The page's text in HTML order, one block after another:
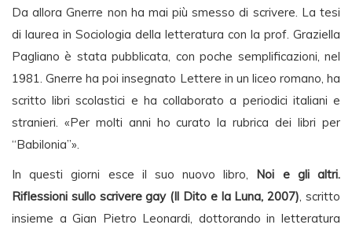
Da allora Gnerre non ha mai più smesso di scrivere. La tesi
di laurea in Sociologia della letteratura con la prof. Graziella
Pagliano è stata pubblicata, con poche semplificazioni, nel
1981. Gnerre ha poi insegnato Lettere in un liceo romano, ha
scritto libri scolastici e ha collaborato a periodici italiani e
stranieri. «Per molti anni ho curato la rubrica dei libri per
“Babilonia”».
In questi giorni esce il suo nuovo libro, Noi e gli altri.
Riflessioni sullo scrivere gay (Il Dito e la Luna, 2007), scritto
insieme a Gian Pietro Leonardi, dottorando in letteratura